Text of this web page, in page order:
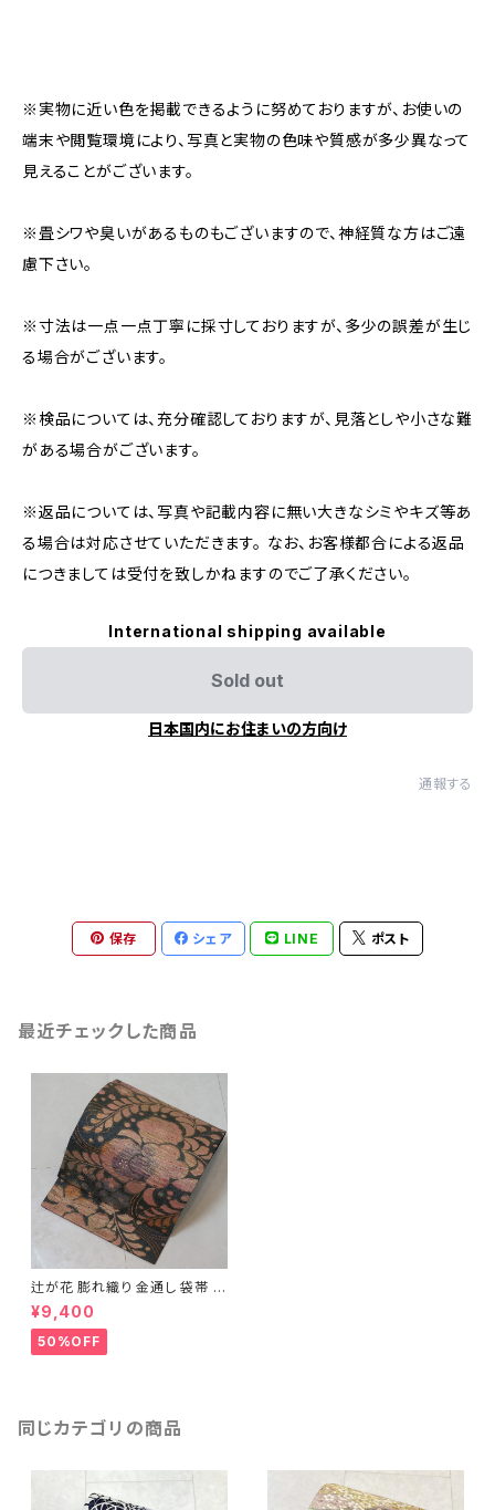
※実物に近い色を掲載できるように努めておりますが、お使いの
端末や閲覧環境により、写真と実物の色味や質感が多少異なって
見えることがございます。
※畳シワや臭いがあるものもございますので、神経質な方はご遠
慮下さい。
※寸法は一点一点丁寧に採寸しておりますが、多少の誤差が生じ
る場合がございます。
※検品については、充分確認しておりますが、見落としや小さな難
がある場合がございます。
※返品については、写真や記載内容に無い大きなシミやキズ等あ
る場合は対応させていただきます。 なお、お客様都合による返品
につきましては受付を致しかねますのでご了承ください。
International shipping available
Sold out
日本国内にお住まいの方向け
通報する
保存 シェア LINE ポスト
最近チェックした商品
辻が花 膨れ織り 金通し 袋帯 金
箔 紺 長春色 229
¥9,400
50%OFF
同じカテゴリの商品